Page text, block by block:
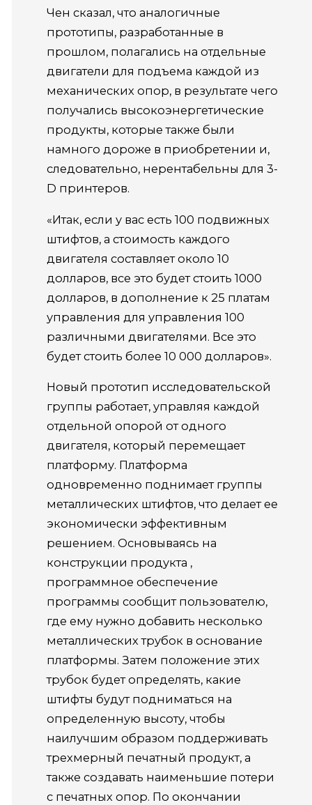
Чен сказал, что аналогичные
прототипы, разработанные в
прошлом, полагались на отдельные
двигатели для подъема каждой из
механических опор, в результате чего
получались высокоэнергетические
продукты, которые также были
намного дороже в приобретении и,
следовательно, нерентабельны для 3-
D принтеров.
«Итак, если у вас есть 100 подвижных
штифтов, а стоимость каждого
двигателя составляет около 10
долларов, все это будет стоить 1000
долларов, в дополнение к 25 платам
управления для управления 100
различными двигателями. Все это
будет стоить более 10 000 долларов».
Новый прототип исследовательской
группы работает, управляя каждой
отдельной опорой от одного
двигателя, который перемещает
платформу. Платформа
одновременно поднимает группы
металлических штифтов, что делает ее
экономически эффективным
решением. Основываясь на
конструкции продукта ,
программное обеспечение
программы сообщит пользователю,
где ему нужно добавить несколько
металлических трубок в основание
платформы. Затем положение этих
трубок будет определять, какие
штифты будут подниматься на
определенную высоту, чтобы
наилучшим образом поддерживать
трехмерный печатный продукт, а
также создавать наименьшие потери
с печатных опор. По окончании